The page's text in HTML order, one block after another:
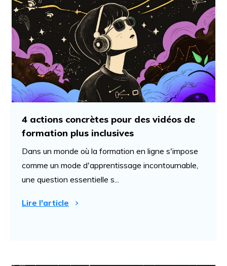
4 actions concrètes pour des vidéos de
formation plus inclusives
Dans un monde où la formation en ligne s'impose
comme un mode d'apprentissage incontournable,
une question essentielle s...
Lire l'article